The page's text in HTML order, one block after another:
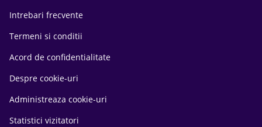
Intrebari frecvente
Termeni si conditii
Acord de confidentialitate
Despre cookie-uri
Administreaza cookie-uri
Statistici vizitatori